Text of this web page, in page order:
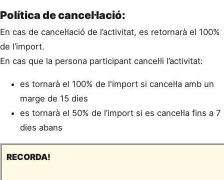
Política de cancel·lació:
En cas de cancel·lació de l’activitat, es retornarà el 100%
de l’import.
En cas que la persona participant cancel·li l’activitat:
es tornarà el 100% de l'import si cancel·la amb un
marge de 15 dies
es tornarà el 50% de l’import si es cancel·la fins a 7
dies abans
RECORDA!